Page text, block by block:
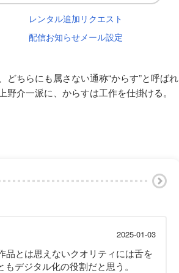
レンタル追加リクエスト
配信お知らせメール設定
ちらにも属さない通称“からす”と呼ばれ
介一派に、からすは工作を仕掛ける。
2025-01-03
品とは思えないクオリティには舌を
デジタル化の役割だと思う。